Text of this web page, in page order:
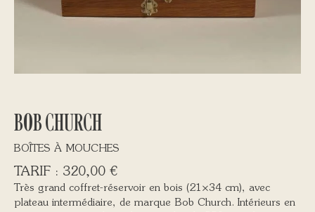
BOB CHURCH
BOÎTES À MOUCHES
320,00 €
Très grand coffret-réservoir en bois (21×34 cm), avec
plateau intermédiaire, de marque Bob Church. Intérieurs en